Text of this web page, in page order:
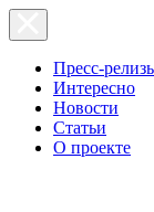
Пресс-
Интересно
Новости
Статьи
О проекте